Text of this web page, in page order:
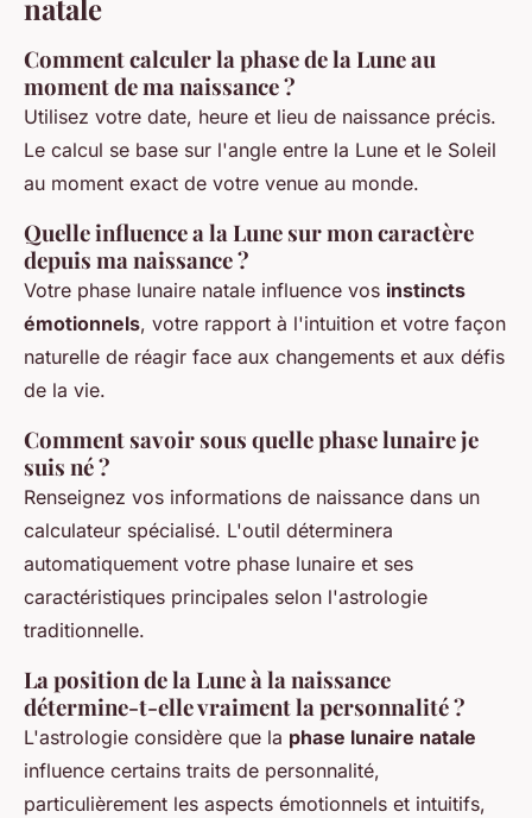
natale
Comment calculer la phase de la Lune au
moment de ma naissance ?
Utilisez votre date, heure et lieu de naissance précis.
Le calcul se base sur l'angle entre la Lune et le Soleil
au moment exact de votre venue au monde.
Quelle influence a la Lune sur mon caractère
depuis ma naissance ?
Votre phase lunaire natale influence vos instincts
émotionnels, votre rapport à l'intuition et votre façon
naturelle de réagir face aux changements et aux défis
de la vie.
Comment savoir sous quelle phase lunaire je
suis né ?
Renseignez vos informations de naissance dans un
calculateur spécialisé. L'outil déterminera
automatiquement votre phase lunaire et ses
caractéristiques principales selon l'astrologie
traditionnelle.
La position de la Lune à la naissance
détermine-t-elle vraiment la personnalité ?
L'astrologie considère que la phase lunaire natale
influence certains traits de personnalité,
particulièrement les aspects émotionnels et intuitifs,